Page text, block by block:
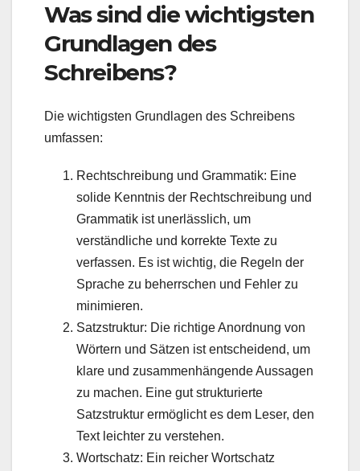
Was sind die wichtigsten
Grundlagen des
Schreibens?
Die wichtigsten Grundlagen des Schreibens
umfassen:
Rechtschreibung und Grammatik: Eine
solide Kenntnis der Rechtschreibung und
Grammatik ist unerlässlich, um
verständliche und korrekte Texte zu
verfassen. Es ist wichtig, die Regeln der
Sprache zu beherrschen und Fehler zu
minimieren.
Satzstruktur: Die richtige Anordnung von
Wörtern und Sätzen ist entscheidend, um
klare und zusammenhängende Aussagen
zu machen. Eine gut strukturierte
Satzstruktur ermöglicht es dem Leser, den
Text leichter zu verstehen.
Wortschatz: Ein reicher Wortschatz